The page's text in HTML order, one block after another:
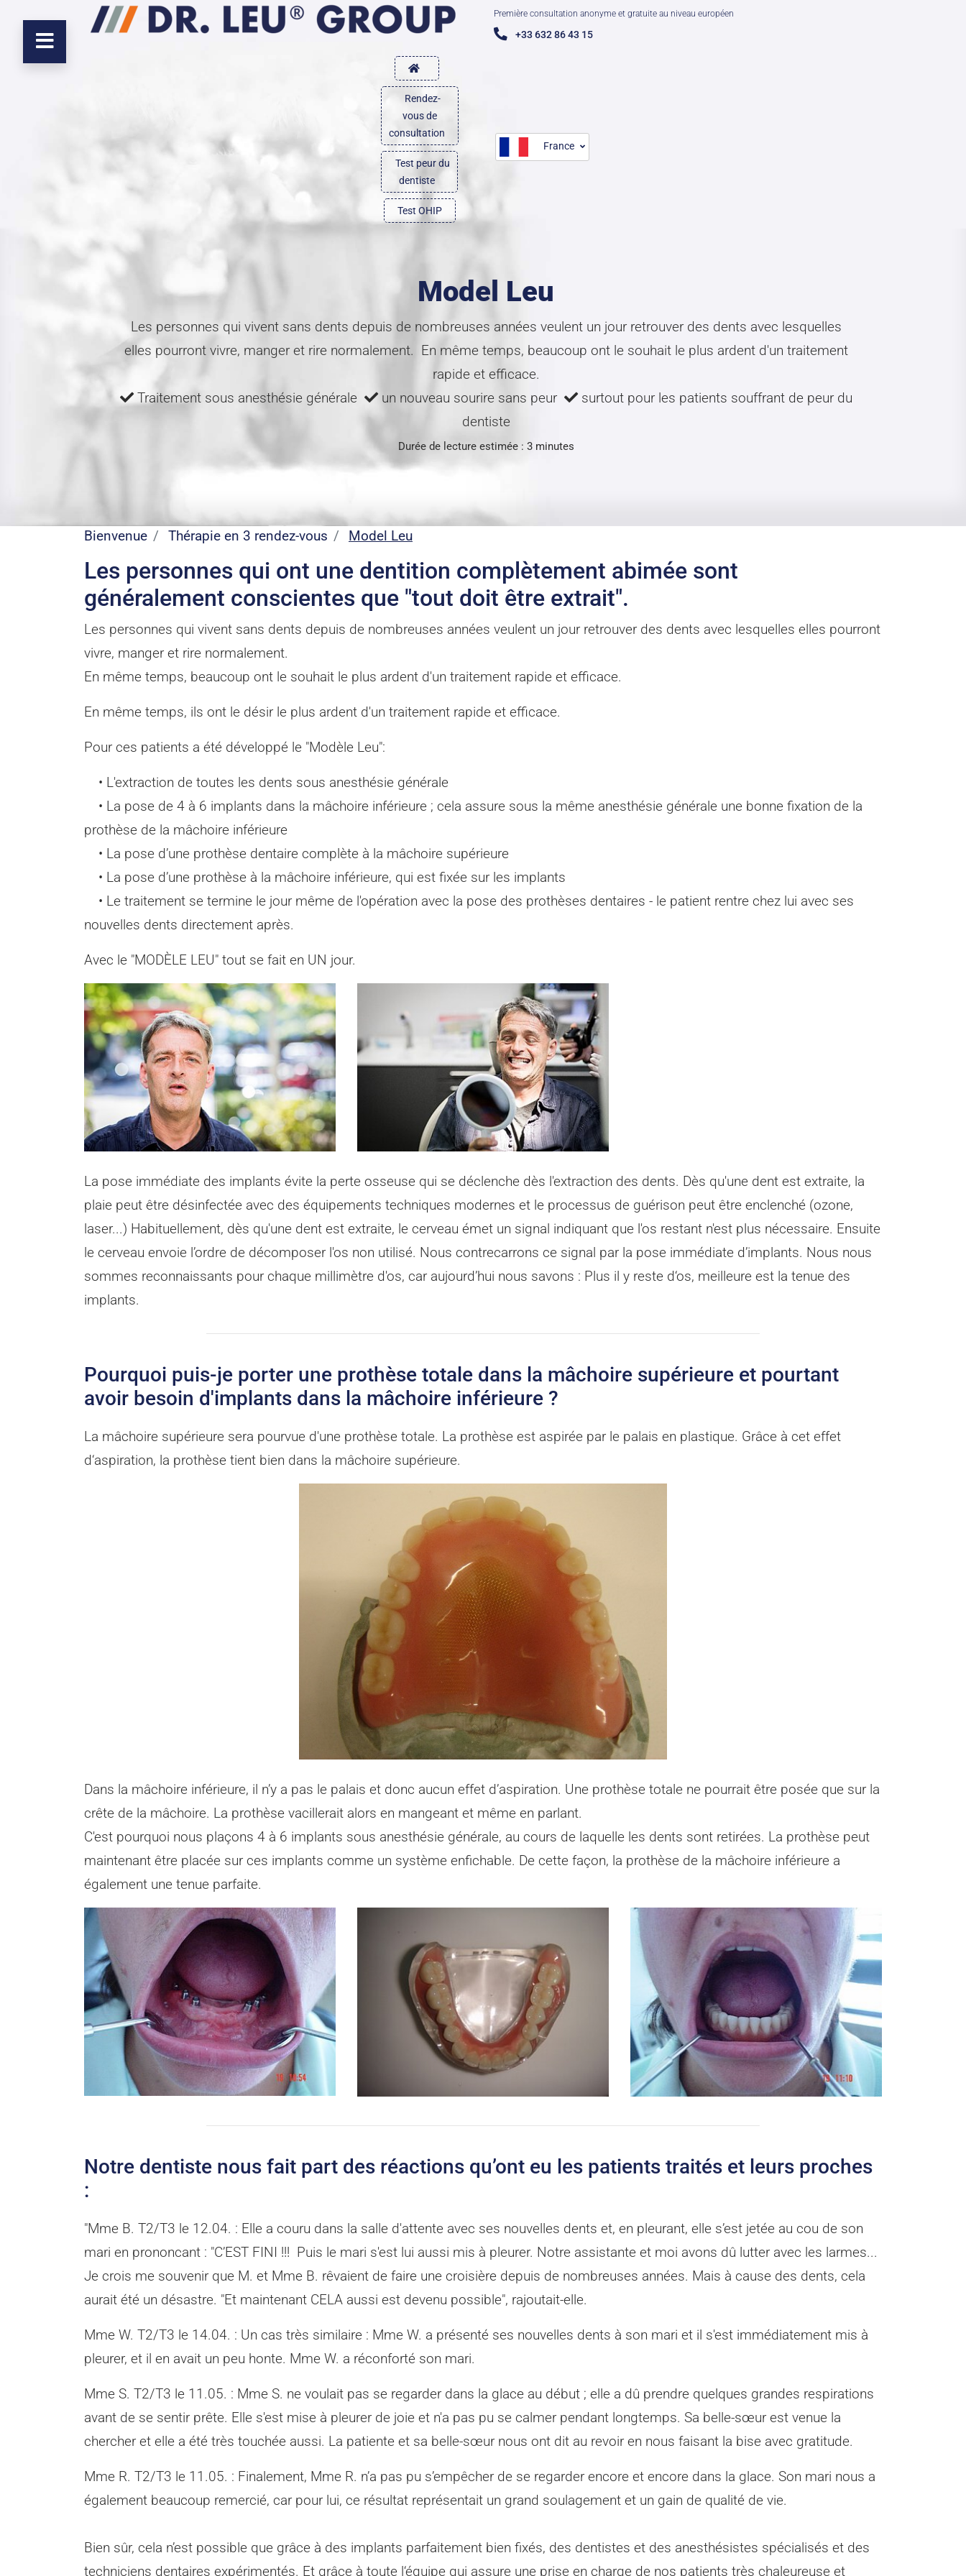
Première consultation anonyme et gratuite au niveau européen
+33 632 86 43 15
Rendez-
vous de
consultation
Test peur du
dentiste
Test OHIP
France
Model Leu
Les personnes qui vivent sans dents depuis de nombreuses années veulent un jour retrouver des dents avec lesquelles
elles pourront vivre, manger et rire normalement. En même temps, beaucoup ont le souhait le plus ardent d'un traitement
rapide et efficace.
Traitement sous anesthésie générale
un nouveau sourire sans peur
surtout pour les patients souffrant de peur du
dentiste
Durée de lecture estimée : 3 minutes
Bienvenue Thérapie en 3 rendez-vous Model Leu
Les personnes qui ont une dentition complètement abimée sont
généralement conscientes que "tout doit être extrait".
Les personnes qui vivent sans dents depuis de nombreuses années veulent un jour retrouver des dents avec lesquelles elles pourront
vivre, manger et rire normalement.
En même temps, beaucoup ont le souhait le plus ardent d'un traitement rapide et efficace.
En même temps, ils ont le désir le plus ardent d'un traitement rapide et efficace.
Pour ces patients a été développé le "Modèle Leu":
• L'extraction de toutes les dents sous anesthésie générale
• La pose de 4 à 6 implants dans la mâchoire inférieure ; cela assure sous la même anesthésie générale une bonne fixation de la
prothèse de la mâchoire inférieure
• La pose d’une prothèse dentaire complète à la mâchoire supérieure
• La pose d’une prothèse à la mâchoire inférieure, qui est fixée sur les implants
• Le traitement se termine le jour même de l'opération avec la pose des prothèses dentaires - le patient rentre chez lui avec ses
nouvelles dents directement après.
Avec le "MODÈLE LEU" tout se fait en UN jour.
La pose immédiate des implants évite la perte osseuse qui se déclenche dès l'extraction des dents. Dès qu'une dent est extraite, la
plaie peut être désinfectée avec des équipements techniques modernes et le processus de guérison peut être enclenché (ozone,
laser...) Habituellement, dès qu'une dent est extraite, le cerveau émet un signal indiquant que l'os restant n'est plus nécessaire. Ensuite
le cerveau envoie l’ordre de décomposer l'os non utilisé. Nous contrecarrons ce signal par la pose immédiate d’implants. Nous nous
sommes reconnaissants pour chaque millimètre d'os, car aujourd’hui nous savons : Plus il y reste d‘os, meilleure est la tenue des
implants.
Pourquoi puis-je porter une prothèse totale dans la mâchoire supérieure et pourtant
avoir besoin d'implants dans la mâchoire inférieure ?
La mâchoire supérieure sera pourvue d'une prothèse totale. La prothèse est aspirée par le palais en plastique. Grâce à cet effet
d‘aspiration, la prothèse tient bien dans la mâchoire supérieure.
Dans la mâchoire inférieure, il n’y a pas le palais et donc aucun effet d’aspiration. Une prothèse totale ne pourrait être posée que sur la
crête de la mâchoire. La prothèse vacillerait alors en mangeant et même en parlant.
C'est pourquoi nous plaçons 4 à 6 implants sous anesthésie générale, au cours de laquelle les dents sont retirées. La prothèse peut
maintenant être placée sur ces implants comme un système enfichable. De cette façon, la prothèse de la mâchoire inférieure a
également une tenue parfaite.
Notre dentiste nous fait part des réactions qu’ont eu les patients traités et leurs proches
:
"Mme B. T2/T3 le 12.04. : Elle a couru dans la salle d'attente avec ses nouvelles dents et, en pleurant, elle s’est jetée au cou de son
mari en prononcant : "C’EST FINI !!! Puis le mari s'est lui aussi mis à pleurer. Notre assistante et moi avons dû lutter avec les larmes...
Je crois me souvenir que M. et Mme B. rêvaient de faire une croisière depuis de nombreuses années. Mais à cause des dents, cela
aurait été un désastre. "Et maintenant CELA aussi est devenu possible", rajoutait-elle.
Mme W. T2/T3 le 14.04. : Un cas très similaire : Mme W. a présenté ses nouvelles dents à son mari et il s'est immédiatement mis à
pleurer, et il en avait un peu honte. Mme W. a réconforté son mari.
Mme S. T2/T3 le 11.05. : Mme S. ne voulait pas se regarder dans la glace au début ; elle a dû prendre quelques grandes respirations
avant de se sentir prête. Elle s'est mise à pleurer de joie et n'a pas pu se calmer pendant longtemps. Sa belle-sœur est venue la
chercher et elle a été très touchée aussi. La patiente et sa belle-sœur nous ont dit au revoir en nous faisant la bise avec gratitude.
Mme R. T2/T3 le 11.05. : Finalement, Mme R. n’a pas pu s’empêcher de se regarder encore et encore dans la glace. Son mari nous a
également beaucoup remercié, car pour lui, ce résultat représentait un grand soulagement et un gain de qualité de vie.
Bien sûr, cela n’est possible que grâce à des implants parfaitement bien fixés, des dentistes et des anesthésistes spécialisés et des
techniciens dentaires expérimentés. Et grâce à toute l‘équipe qui assure une prise en charge de nos patients très chaleureuse et